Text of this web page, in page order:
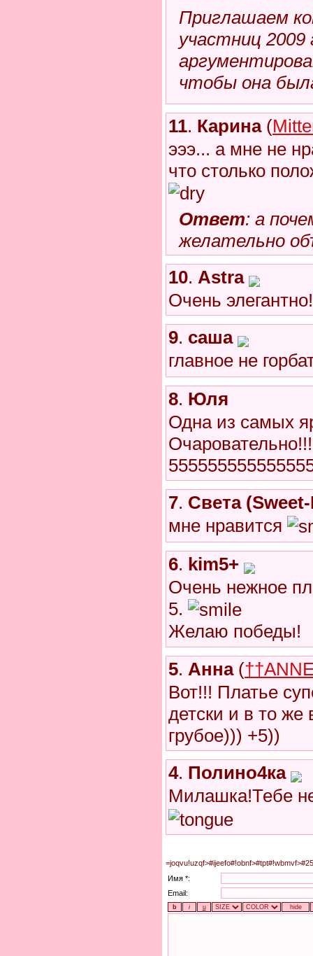
Приглашаем
участниц 2009
чтобы она
11. Карина(
эээ... а мне не
что столько
Ответ: а
желательно
10. Astra
Очень элегантно!
9. саша
главное не
8. Юля
Одна из самых
7. Света
мне нравится
6. kim5+
Очень нежное
5.
Желаю победы!
5. Анна(
Вот!!! Платье
детски и в то
грубое))) +5))
4. Полино4ка
Милашка!Тебе
Имя *:
Email: